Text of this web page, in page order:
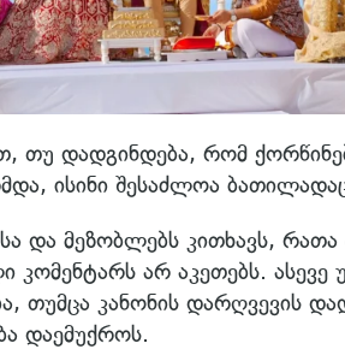
თუ დადგინდება, რომ
ისინი შესაძლოა
და მეზობლებს კითხავს,
არ აკეთებს. ასევე
თუმცა კანონის დარღვევის
დაემუქროს.